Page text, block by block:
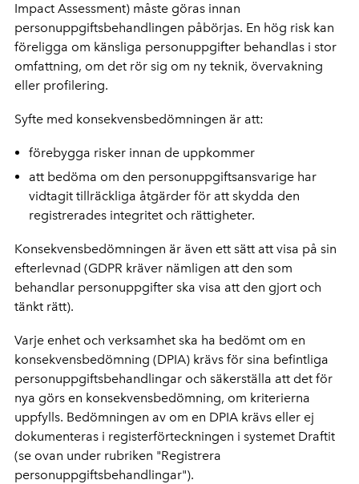
Impact Assessment) måste göras innan
personuppgiftsbehandlingen påbörjas. En hög risk kan
föreligga om känsliga personuppgifter behandlas i stor
omfattning, om det rör sig om ny teknik, övervakning
eller profilering.
Syfte med konsekvensbedömningen är att:
förebygga risker innan de uppkommer
att bedöma om den personuppgiftsansvarige har
vidtagit tillräckliga åtgärder för att skydda den
registrerades integritet och rättigheter.
Konsekvensbedömningen är även ett sätt att visa på sin
efterlevnad (GDPR kräver nämligen att den som
behandlar personuppgifter ska visa att den gjort och
tänkt rätt).
Varje enhet och verksamhet ska ha bedömt om en
konsekvensbedömning (DPIA) krävs för sina befintliga
personuppgiftsbehandlingar och säkerställa att det för
nya görs en konsekvensbedömning, om kriterierna
uppfylls. Bedömningen av om en DPIA krävs eller ej
dokumenteras i registerförteckningen i systemet Draftit
(se ovan under rubriken "Registrera
personuppgiftsbehandlingar").